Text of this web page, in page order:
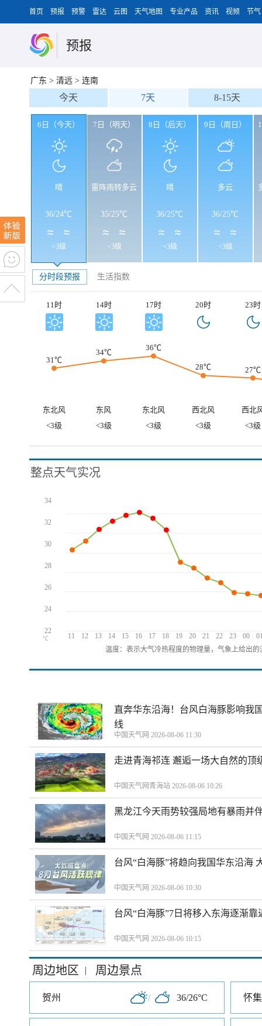
首页 预报 预警 雷达 云图 天气地图 专业产品 资讯 视频 节气
预报
广东 > 清远 > 连南
今天 7天 8-15天
6日（今天）
晴
36/24℃
<3级
7日（明天）
雷阵雨转多云
35/25℃
<3级
8日（后天）
晴
36/25℃
<3级
9日（周日）
多云
36/25℃
<3级
分时段预报 生活指数
11时 14时 17时 20时 23时
31℃
34℃
36℃
28℃ 27℃
东北风 东风 东北风 西北风
西北
<3级
<3级 <3级 <3级 <3级
整点天气实况
11 12 13 14 15 16 17 18 19 20 21 22 23 00
34
32
30
28
26
24
22
℃
温度：表示大气冷热程度的物理量，气象上给出
直奔华东沿海！台风白海豚影响我
线
中国天气网 2026-08-06 11:30
走进青海祁连 邂逅一场大自然的顶
中国天气网青海站 2026-08-06 10:26
黑龙江今天雨势较强局地有暴雨并
中国天气网 2026-08-06 11:15
台风“白海豚”将趋向我国华东沿海
中国天气网 2026-08-06 10:30
台风“白海豚”7日将移入东海逐渐
中国天气网 2026-08-06 10:15
周边地区 | 周边景点
贺州 / 36/26°C 怀集